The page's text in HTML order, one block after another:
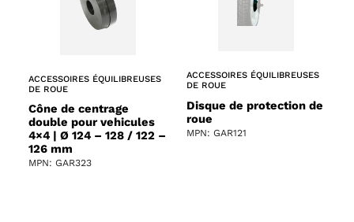
ACCESSOIRES ÉQUILIBREUSES
DE ROUE
Cône de centrage
double pour vehicules
4×4 | Ø 124 – 128 / 122 –
126 mm
MPN: GAR323
ACCESSOIRES ÉQUILIBREUSES
DE ROUE
Disque de protection de
roue
MPN: GAR121